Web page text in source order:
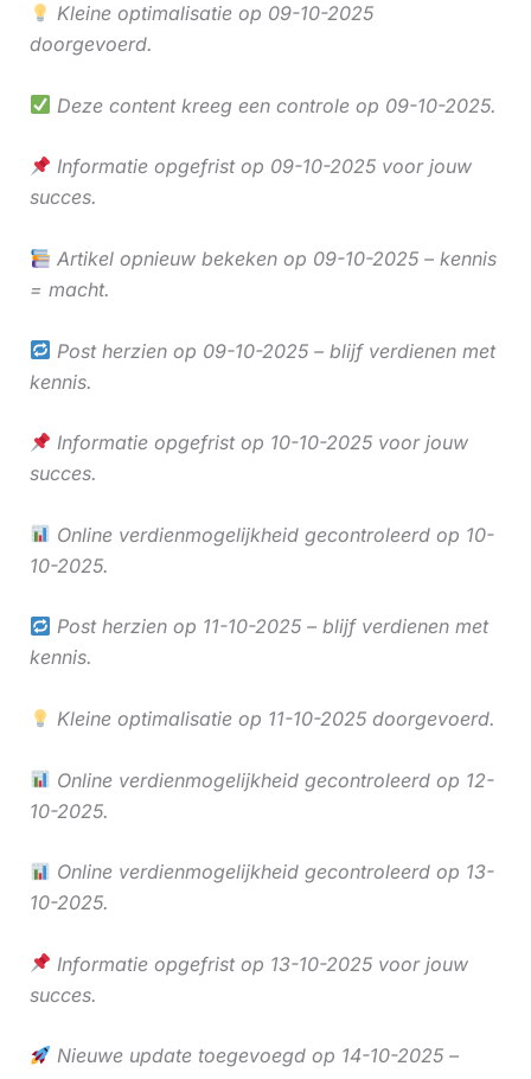
Kleine optimalisatie op 09-10-2025
doorgevoerd.
Deze content kreeg een controle op 09-10-2025.
Informatie opgefrist op 09-10-2025 voor jouw
succes.
Artikel opnieuw bekeken op 09-10-2025 – kennis
= macht.
Post herzien op 09-10-2025 – blijf verdienen met
kennis.
Informatie opgefrist op 10-10-2025 voor jouw
succes.
Online verdienmogelijkheid gecontroleerd op 10-
10-2025.
Post herzien op 11-10-2025 – blijf verdienen met
kennis.
Kleine optimalisatie op 11-10-2025 doorgevoerd.
Online verdienmogelijkheid gecontroleerd op 12-
10-2025.
Online verdienmogelijkheid gecontroleerd op 13-
10-2025.
Informatie opgefrist op 13-10-2025 voor jouw
succes.
Nieuwe update toegevoegd op 14-10-2025 –